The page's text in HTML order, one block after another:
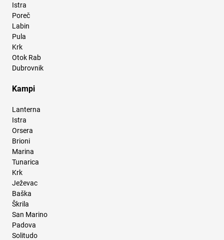
Istra
Poreč
Labin
Pula
Krk
Otok Rab
Dubrovnik
Kampi
Lanterna
Istra
Orsera
Brioni
Marina
Tunarica
Krk
Ježevac
Baška
Škrila
San Marino
Padova
Solitudo